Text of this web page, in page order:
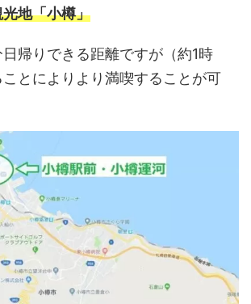
地「小樽」
帰りできる距離ですが（約1時
とによりより満喫することが可